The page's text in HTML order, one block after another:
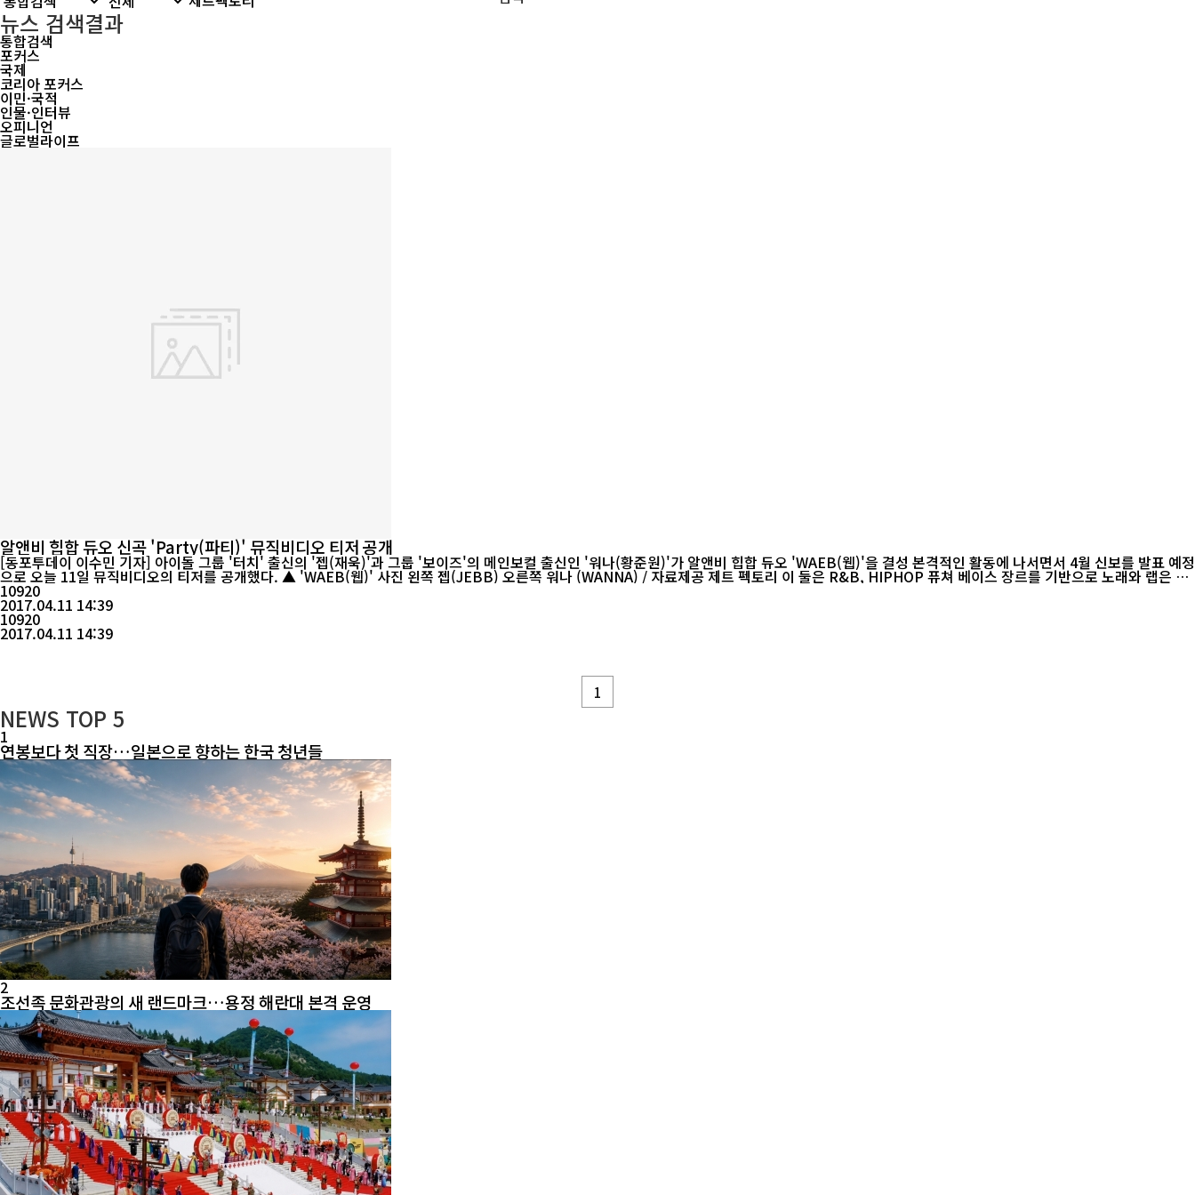
뉴스 검색결과
통합검색
포커스
국제
코리아 포커스
이민·국적
인물·인터뷰
오피니언
글로벌라이프
알앤비 힙합 듀오 신곡 'Party(파티)' 뮤직비디오 티저 공개
[동포투데이 이수민 기자] 아이돌 그룹 '터치' 출신의 '젭(재욱)'과 그룹 '보이즈'의 메인보컬 출신인 '워나(황준원)'가 알앤비 힙합 듀오 'WAEB(웹)'을 결성 본격적인 활동에 나서면서 4월 신보를 발표 예정
으로 오늘 11일 뮤직비디오의 티저를 공개했다. ▲ 'WAEB(웹)' 사진 왼쪽 젭(JEBB) 오른쪽 워나 (WANNA) / 자료제공 제트 펙토리 이 둘은 R&B, HIPHOP 퓨쳐 베이스 장르를 기반으로 노래와 랩은 물
론 작사, ...
10920
2017.04.11 14:39
10920
2017.04.11 14:39
1
NEWS TOP 5
1
연봉보다 첫 직장…일본으로 향하는 한국 청년들
2
조선족 문화관광의 새 랜드마크…용정 해란대 본격 운영